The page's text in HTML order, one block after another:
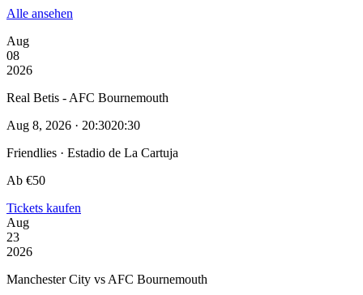
Alle ansehen
Aug
08
2026
Real Betis - AFC Bournemouth
Aug 8, 2026 · 20:3020:30
Friendlies · Estadio de La Cartuja
Ab €50
Tickets kaufen
Aug
23
2026
Manchester City vs AFC Bournemouth